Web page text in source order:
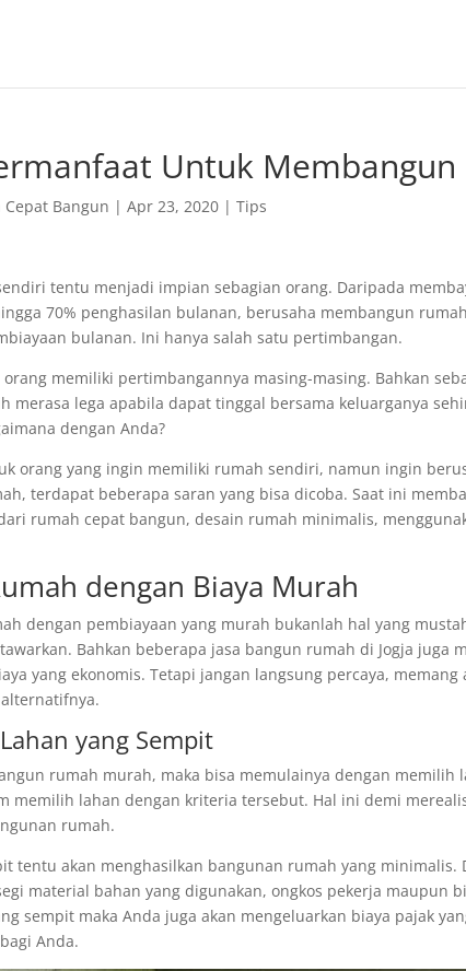
Untuk
Bangun |Apr 23, 2020 |Tips
tentu menjadi impian sebagian orang. Daripada
70% penghasilan bulanan, berusaha membangun
bulanan. Ini hanya salah satu pertimbangan.
memiliki pertimbangannya masing-masing. Bahkan
merasa lega apabila dapat tinggal bersama keluarganya
dengan Anda?
orang yang ingin memiliki rumah sendiri, namun ingin
terdapat beberapa saran yang bisa dicoba. Saat ini
rumah cepat bangun, desain rumah minimalis,
dengan Biaya Murah
dengan pembiayaan yang murah bukanlah hal yang
Bahkan beberapa jasa bangun rumah di Jogja juga
yang ekonomis. Tetapi jangan langsung percaya,
yang Sempit
rumah murah, maka bisa memulainya dengan memilih
memilih lahan dengan kriteria tersebut. Hal ini demi
rumah.
tentu akan menghasilkan bangunan rumah yang minimalis.
material bahan yang digunakan, ongkos pekerja maupun
sempit maka Anda juga akan mengeluarkan biaya pajak
Anda.